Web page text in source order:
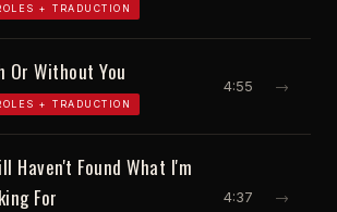
+ TRADUCTION
Or Without You
+ TRADUCTION
4:55 →
Haven't Found What I'm
For
4:37 →